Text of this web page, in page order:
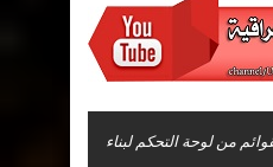
من لوحة التحكم لبناء